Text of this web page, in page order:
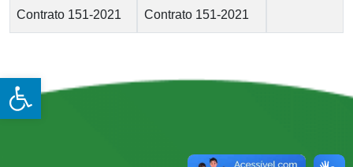
Open toolbar
Contrato 151-2021
Contrato 151-2021